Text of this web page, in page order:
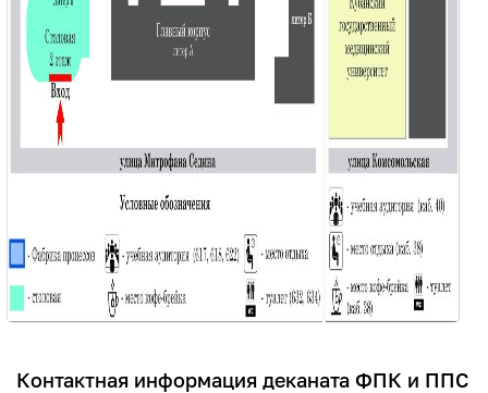
Контактная информация деканата ФПК и ППС